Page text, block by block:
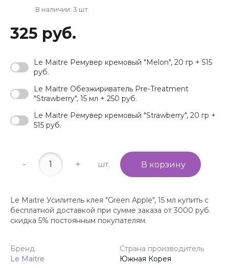
В наличии: 3 шт
325 руб.
Le Maitre Ремувер кремовый "Melon", 20 гр + 515
руб.
Le Maitre Обезжириватель Pre-Treatment
"Strawberry", 15 мл + 250 руб.
Le Maitre Ремувер кремовый "Strawberry", 20 гр +
515 руб.
- + шт. В корзину
Le Maitre Усилитель клея "Green Apple", 15 мл купить с
бесплатной доставкой при сумме заказа от 3000 руб.
скидка 5% постоянным покупателям.
Бренд
Le Maitre
Страна производитель
Южная Корея